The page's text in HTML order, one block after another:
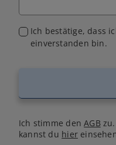
Ich bestätige, dass
einverstanden bin.
Ich stimme denAGB
kannst du hier